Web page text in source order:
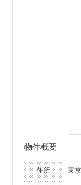
物件概要
住所 東